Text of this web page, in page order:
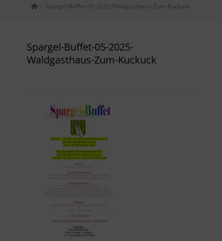
Spargel-Buffet-05-2025-Waldgasthaus-Zum-Kuckuck
Spargel-Buffet-05-2025-
Waldgasthaus-Zum-Kuckuck